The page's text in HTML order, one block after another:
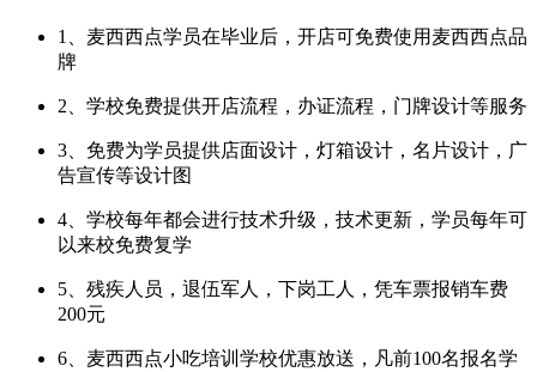
1、麦西西点学员在毕业后，开店可免费使用麦西西点品
牌
2、学校免费提供开店流程，办证流程，门牌设计等服务
3、免费为学员提供店面设计，灯箱设计，名片设计，广
告宣传等设计图
4、学校每年都会进行技术升级，技术更新，学员每年可
以来校免费复学
5、残疾人员，退伍军人，下岗工人，凭车票报销车费
200元
6、麦西西点小吃培训学校优惠放送，凡前100名报名学